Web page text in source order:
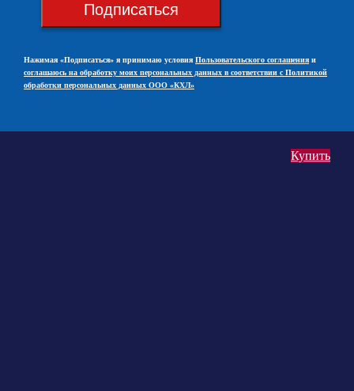
Купить
Подписаться
Нажимая «Подписаться» я принимаю условия Пользовательского соглашения и
соглашаюсь на обработку моих персональных данных в соответствии с Политикой
обработки персональных данных ООО «КХЛ»